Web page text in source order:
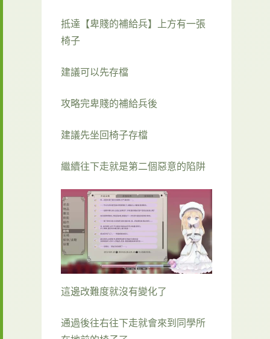
抵達【卑賤的補給兵】上方有一張
椅子
建議可以先存檔
攻略完卑賤的補給兵後
建議先坐回椅子存檔
繼續往下走就是第二個惡意的陷阱
這邊改難度就沒有變化了
通過後往右往下走就會來到同學所